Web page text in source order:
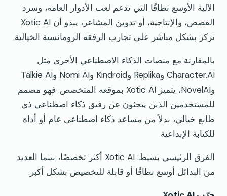
الآلية الأوسع نطاقًا التي تدعم لعب الأدوار العامة، وسرد
القصص، والإنتاجية، أو تدوين المشاعر، يبدو أن Xotic AI
تركز بشكل مباشر على تجارب الرفقة الرومانسية الخيالية.
بالمقارنة مع منصات الذكاء الاصطناعي الأخرى مثل
Character.AI وReplika وKindroid وNomi AI وTalkie AI
وNovelAI، يتميز Xotic AI بموقعه المتخصص. فهو مصمم
للمستخدمين الذين يبحثون عن رفيق ذكاء اصطناعي ذي
طابع خيالي، بدلاً من مساعد ذكاء اصطناعي عام أو أداة
للكتابة الإبداعية.
الفرق الرئيسي بسيط: Xotic AI أكثر تخصصًا، بينما العديد
من البدائل أوسع نطاقًا أو قابلة للتخصيص بشكل أكبر.